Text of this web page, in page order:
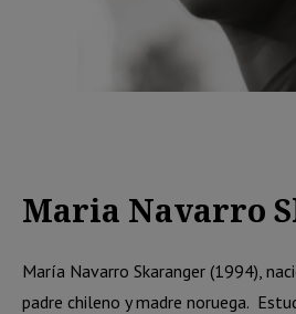
Maria Navarro
María Navarro Skaranger (1994),
padre chileno y madre noruega.